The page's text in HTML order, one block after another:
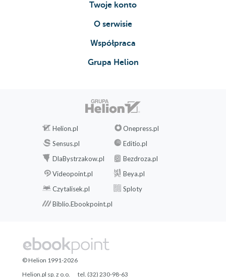
Twoje konto
O serwisie
Współpraca
Grupa Helion
Helion.pl
Onepress.pl
Sensus.pl
Editio.pl
DlaBystrzakow.pl
Bezdroza.pl
Videopoint.pl
Beya.pl
Czytalisek.pl
Sploty
Biblio.Ebookpoint.pl
© Helion 1991-2026
Helion.pl sp. z o.o.
tel. (32) 230-98-63